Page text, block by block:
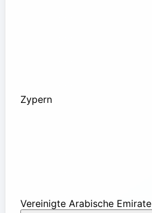
Zypern
Vereinigte Arabische Emirate